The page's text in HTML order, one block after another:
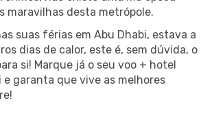
maravilhas desta metrópole.
suas férias em Abu Dhabi, estava a
dias de calor, este é, sem dúvida, o
si! Marque já o seu voo + hotel
e garanta que vive as melhores